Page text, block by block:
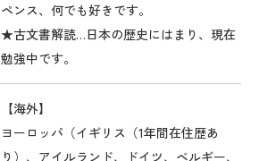
ペンス、何でも好きです。
★古文書解読…日本の歴史にはまり、現在
勉強中です。
【海外】
ヨーロッパ（イギリス（1年間在住歴あ
り）、アイルランド、ドイツ、ベルギー、